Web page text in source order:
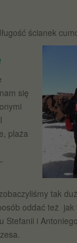
ścianek
się
plaża
tak
oddać też
Stefanii i